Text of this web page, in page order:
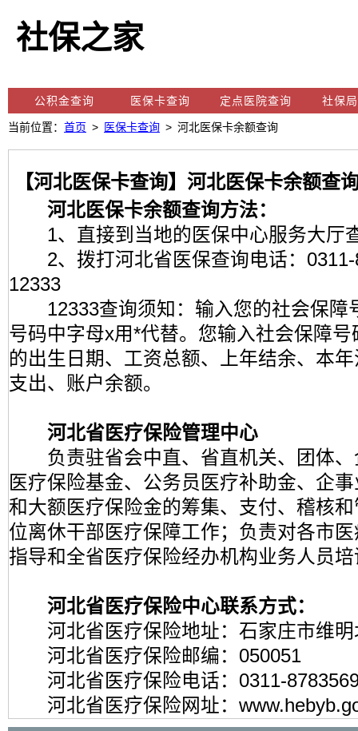
社保之家
公积金查询 医保卡查询 定点医院查询 社保
当前位置： 首页 > 医保卡查询 > 河北医保卡余额查询
【河北医保卡查询】河北医保卡余额查
河北医保卡余额查询方法：
1、直接到当地的医保中心服务大厅
2、拨打河北省医保查询电话：0311-
12333
12333查询须知：输入您的社会保障
号码中字母x用*代替。您输入社会保障
的出生日期、工资总额、上年结余、本
支出、账户余额。
河北省医疗保险管理中心
负责驻省会中直、省直机关、团体、
医疗保险基金、公务员医疗补助金、企
和大额医疗保险金的筹集、支付、稽核
位离休干部医疗保障工作；负责对各市
指导和全省医疗保险经办机构业务人员培
河北省医疗保险中心联系方式：
河北省医疗保险地址：石家庄市维明
河北省医疗保险邮编：050051
河北省医疗保险电话：0311-
河北省医疗保险网址：